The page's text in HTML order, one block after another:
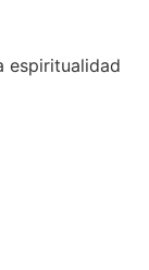
espiritualidad